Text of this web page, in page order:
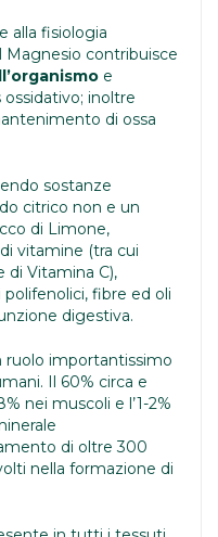
alla fisiologia
Magnesio contribuisce
e
inoltre
di ossa
sostanze
citrico non e un
di Limone,
vitamine (tra cui
di Vitamina C),
fibre ed oli
digestiva.
ruolo importantissimo
Il 60% circa e
nei muscoli e l’1-2%
di oltre 300
nella formazione di